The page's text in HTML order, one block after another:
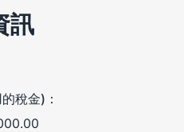
訊
稅金)：